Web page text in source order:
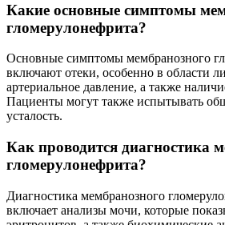
Какие основные симптомы
гломерулонефрита?
Основные симптомы мембранозного
включают отеки, особенно в области
артериальное давление, а также
Пациенты могут также испытывать
усталость.
Как проводится диагностика
гломерулонефрита?
Диагностика мембранозного
включает анализы мочи, которые